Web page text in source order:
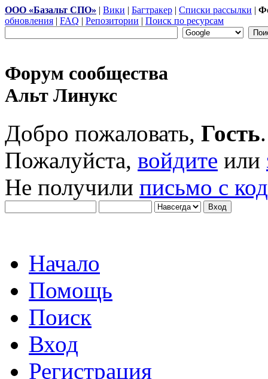
ООО «Базальт СПО» | Вики | Багтракер | Списки рассылки |
обновления | FAQ | Репозитории | Поиск по ресурсам
Форум сообщества
Альт Линукс
Добро пожаловать, Гость.
Пожалуйста, войдите или
Не получили письмо с
Начало
Помощь
Поиск
Вход
Регистрация